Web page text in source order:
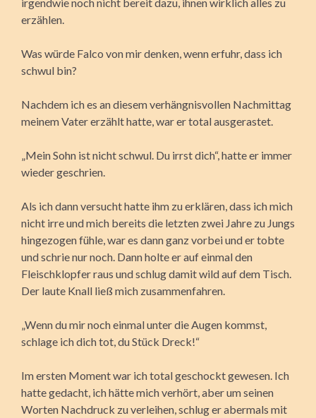
erzählen.
Was würde Falco von mir denken, wenn erfuhr, dass ich
schwul bin?
Nachdem ich es an diesem verhängnisvollen Nachmittag
meinem Vater erzählt hatte, war er total ausgerastet.
„Mein Sohn ist nicht schwul. Du irrst dich“, hatte er immer
wieder geschrien.
Als ich dann versucht hatte ihm zu erklären, dass ich mich
nicht irre und mich bereits die letzten zwei Jahre zu Jungs
hingezogen fühle, war es dann ganz vorbei und er tobte
und schrie nur noch. Dann holte er auf einmal den
Fleischklopfer raus und schlug damit wild auf dem Tisch.
Der laute Knall ließ mich zusammenfahren.
„Wenn du mir noch einmal unter die Augen kommst,
schlage ich dich tot, du Stück Dreck!“
Im ersten Moment war ich total geschockt gewesen. Ich
hatte gedacht, ich hätte mich verhört, aber um seinen
Worten Nachdruck zu verleihen, schlug er abermals mit